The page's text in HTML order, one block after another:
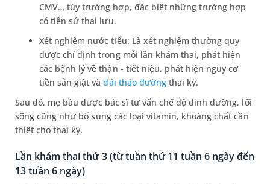
CMV… tùy trường hợp, đặc biệt những trường hợp
có tiền sử thai lưu.
Xét nghiệm nước tiểu: Là xét nghiệm thường quy
được chỉ định trong mỗi lần khám thai, phát hiện
các bệnh lý về thận - tiết niệu, phát hiện nguy cơ
tiền sản giật vàđái tháo đườngthai kỳ.
Sau đó, mẹ bầu được bác sĩ tư vấn chế độ dinh dưỡng, lối
sống cũng như bổ sung các loại vitamin, khoáng chất cần
thiết cho thai kỳ.
Lần khám thai thứ 3 (từ tuần thứ 11 tuần 6 ngày đến
13 tuần 6 ngày)